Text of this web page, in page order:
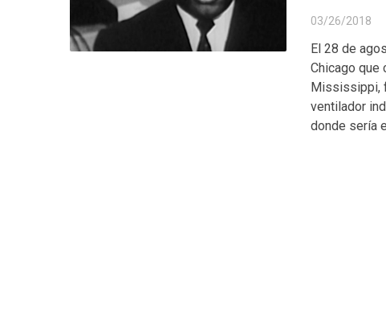
03/26/2018
El 28 de
Chicago que
Mississippi,
ventilador
donde sería